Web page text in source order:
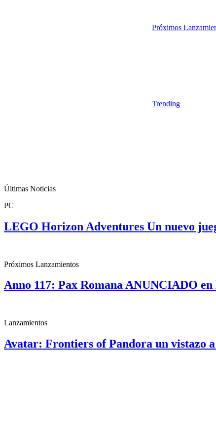
Próximos
Trending
Últimas Noticias
PC
LEGO Horizon Adventures Un nuevo
Próximos Lanzamientos
Anno 117: Pax Romana ANUNCIADO
Lanzamientos
Avatar: Frontiers of Pandora un vistazo